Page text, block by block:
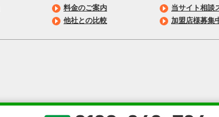
料金のご案内
他社との比較
当サイト相談
加盟店様募集